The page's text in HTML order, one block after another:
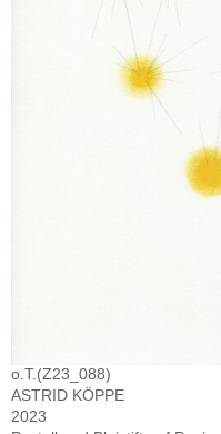
o.T.(Z23_088)
ASTRID KÖPPE
2023